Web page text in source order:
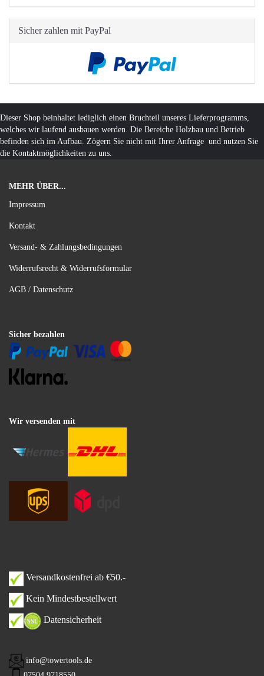
Sicher zahlen mit PayPal
Dieser Shop beinhaltet lediglich einen Bruchteil unseres Lieferprogramms,
welches wir laufend ausbauen werden. Die Bereiche Holzbau und Betrieb
befinden sich im Aufbau. Zögern Sie nicht mit Ihrer Anfrage und nutzen Sie
die Kontaktmöglichkeiten zu uns.
MEHR ÜBER...
Impressum
Kontakt
Versand- & Zahlungsbedingungen
Widerrufsrecht & Widerrufsformular
AGB / Datenschutz
Sicher bezahlen
Wir versenden mit
Versandkostenfrei ab €50.-
Kein Mindestbestellwert
Datensicherheit
info@towertools.de